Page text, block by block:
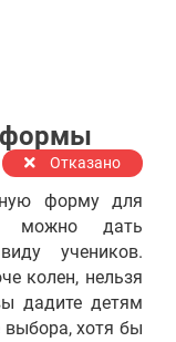
среди всех
где у каждой
формы
Отказано
форму для
можно дать
учеников.
колен, нельзя
дадите детям
хотя бы